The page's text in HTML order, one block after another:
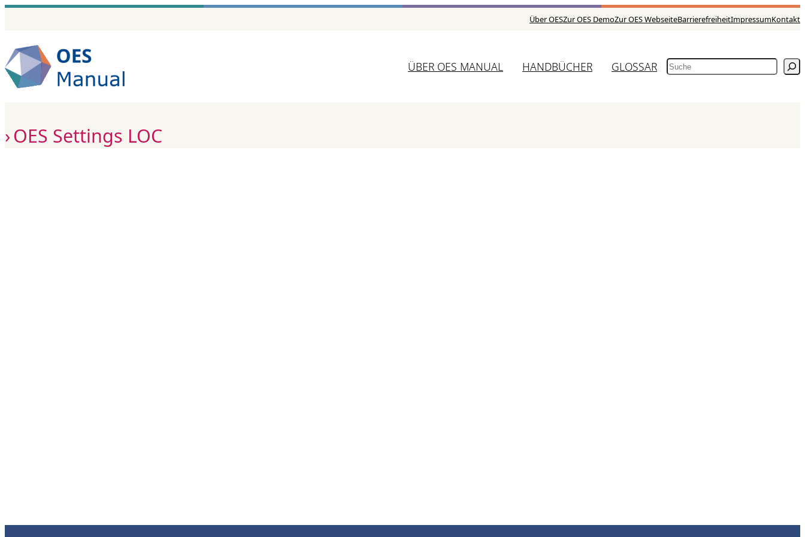
Zum
springen
Über OESZur OES DemoZur OES WebseiteBarrierefreiheitImpressumKontakt
ÜBER OES MANUAL HANDBÜCHER GLOSSAR SUCHEN
OES Settings LOC